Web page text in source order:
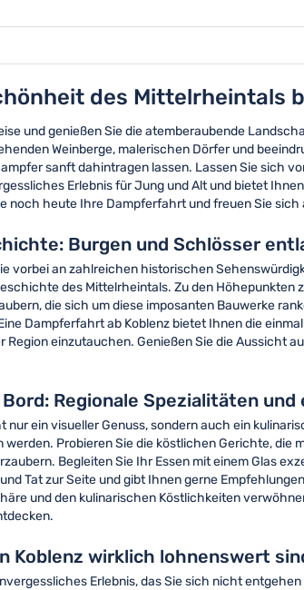
des Mittelrheintals
und genießen Sie die atemberaubende
Weinberge, malerischen Dörfer und
sanft dahintragen lassen. Lassen Sie sich
Erlebnis für Jung und Alt und bietet
noch heute Ihre Dampferfahrt und freuen Sie
Burgen und Schlösser
vorbei an zahlreichen historischen
des Mittelrheintals. Zu den
die sich um diese imposanten Bauwerke
Dampferfahrt ab Koblenz bietet Ihnen die
Region einzutauchen. Genießen Sie die
Regionale Spezialitäten und
nur ein visueller Genuss, sondern auch ein
werden. Probieren Sie die köstlichen Gerichte,
Begleiten Sie Ihr Essen mit einem Glas
Tat zur Seite und gibt Ihnen gerne
und den kulinarischen Köstlichkeiten
Koblenz wirklich lohnenswert
Erlebnis, das Sie sich nicht